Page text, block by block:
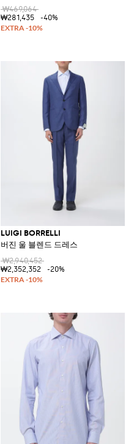
₩469,064
₩281,435
-40%
LUIGI BORRELLI
버진 울 블렌드 드레스
₩2,940,452
₩2,352,352
-20%